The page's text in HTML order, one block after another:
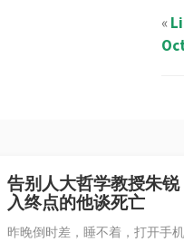
«
告别人大哲学教授朱
入终点的他谈死亡
昨晚倒时差，睡不着，打开手